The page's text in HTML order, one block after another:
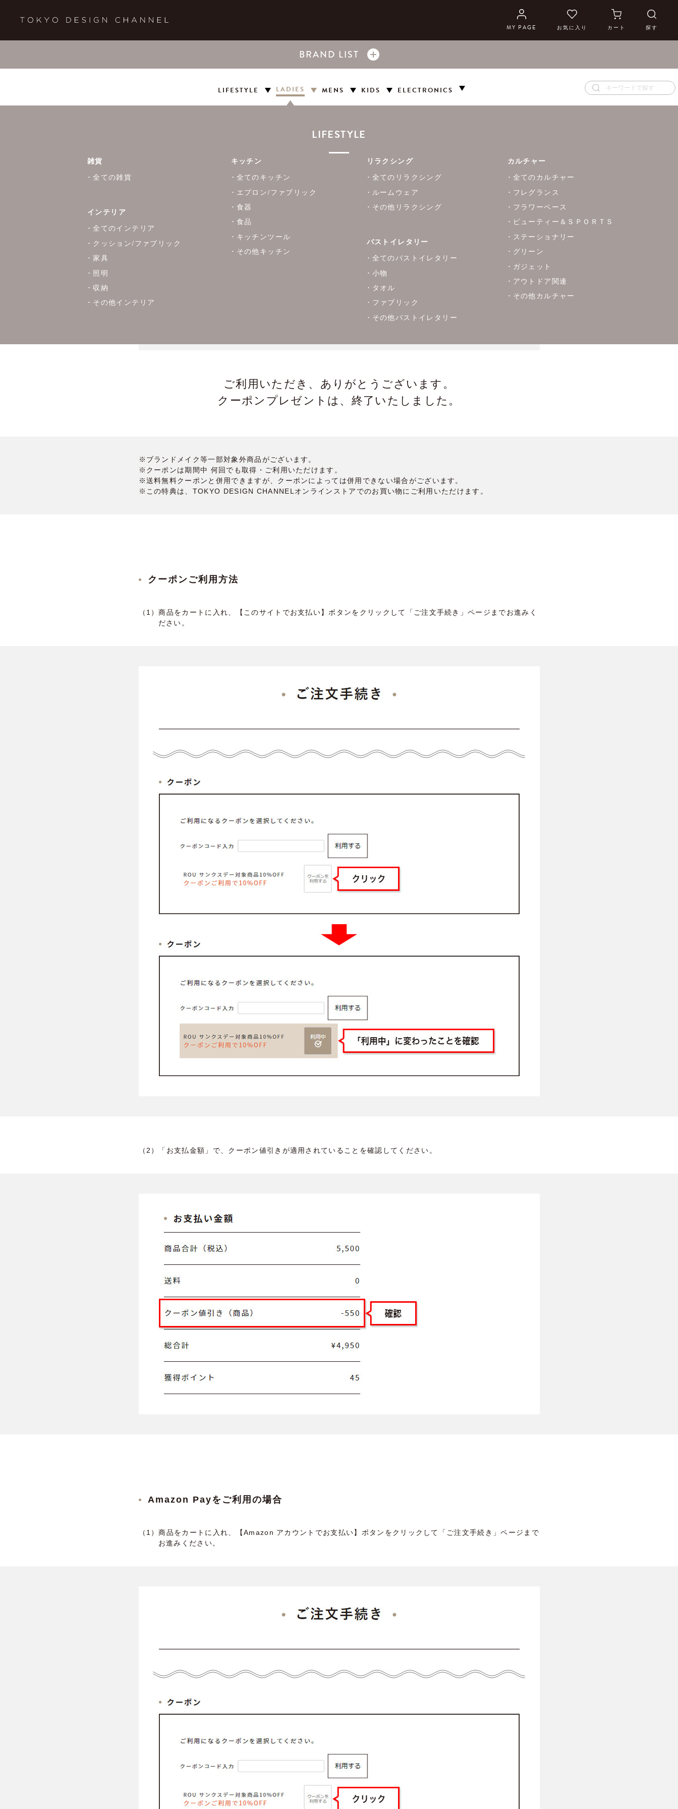
MY PAGE お気に入り カート 探す
BRAND LIST
LIFESTYLE
LIFESTYLE
雑貨
全ての雑貨
インテリア
全てのインテリア
クッション/ファブリック
家具
照明
収納
その他インテリア
キッチン
全てのキッチン
エプロン/ファブリック
食器
食品
キッチンツール
その他キッチン
リラクシング
全てのリラクシング
ルームウェア
その他リラクシング
バストイレタリー
全てのバストイレタリー
小物
タオル
ファブリック
その他バストイレタリー
カルチャー
全てのカルチャー
フレグランス
フラワーベース
ビューティー＆ＳＰＯＲＴＳ
ステーショナリー
グリーン
ガジェット
アウトドア関連
その他カルチャー
LADIES MENS KIDS ELECTRONICS
ご利用いただき、ありがとうございます。
クーポンプレゼントは、終了いたしました。
※ブランドメイク等一部対象外商品がございます。
※クーポンは期間中 何回でも取得・ご利用いただけます。
※送料無料クーポンと併用できますが、クーポンによっては併用できない場合がございます。
※この特典は、TOKYO DESIGN CHANNELオンラインストアでのお買い物にご利用いただけます。
クーポンご利用方法
（1）商品をカートに入れ、【このサイトでお支払い】ボタンをクリックして「ご注文手続き」ページまでお進みく
ださい。
（2）「お支払金額」で、クーポン値引きが適用されていることを確認してください。
Amazon Payをご利用の場合
（1）商品をカートに入れ、【Amazon アカウントでお支払い】ボタンをクリックして「ご注文手続き」ページまで
お進みください。